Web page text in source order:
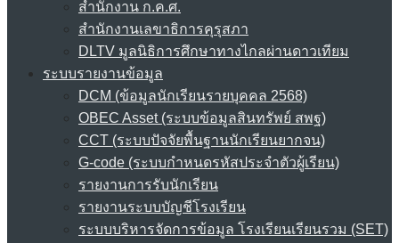
สำนักงาน ก.ค.ศ.
สำนักงานเลขาธิการคุรุสภา
DLTV มูลนิธิการศึกษาทางไกลผ่านดาวเทียม
ระบบรายงานข้อมูล
DCM (ข้อมูลนักเรียนรายบุคคล 2568)
OBEC Asset (ระบบข้อมูลสินทรัพย์ สพฐ)
CCT (ระบบปัจจัยพื้นฐานนักเรียนยากจน)
G-code (ระบบกำหนดรหัสประจำตัวผู้เรียน)
รายงานการรับนักเรียน
รายงานระบบบัญชีโรงเรียน
ระบบบริหารจัดการข้อมูล โรงเรียนเรียนรวม (SET)